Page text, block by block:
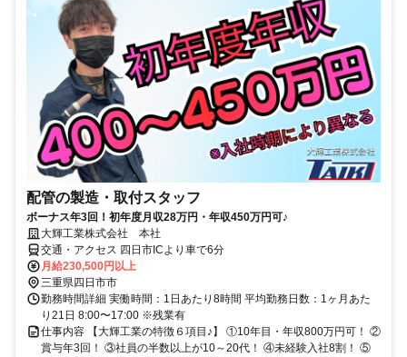
配管の製造・取付スタッフ
ボーナス年3回！初年度月収28万円・年収450万円可♪
大輝工業株式会社 本社
交通・アクセス 四日市ICより車で6分
月給230,500円以上
三重県四日市市
勤務時間詳細 実働時間：1日あたり8時間 平均勤務日数：1ヶ月あた
り21日 8:00〜17:00 ※残業有
仕事内容 【大輝工業の特徴６項目♪】 ①10年目・年収800万円可！ ②
賞与年3回！ ③社員の半数以上が10～20代！ ④未経験入社8割！ ⑤